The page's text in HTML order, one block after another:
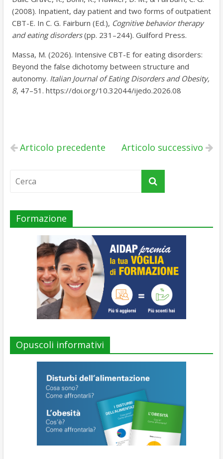
(2008). Inpatient, day patient and two forms of outpatient
CBT-E. In C. G. Fairburn (Ed.), Cognitive behavior therapy
and eating disorders(pp. 231–244). Guilford Press.
Massa, M. (2026). Intensive CBT-E for eating disorders:
Beyond the false dichotomy between structure and
autonomy. Italian Journal of Eating Disorders and Obesity,
8, 47–51. https://doi.org/10.32044/ijedo.2026.08
Articolo precedente Articolo successivo
Formazione
Opuscoli informativi